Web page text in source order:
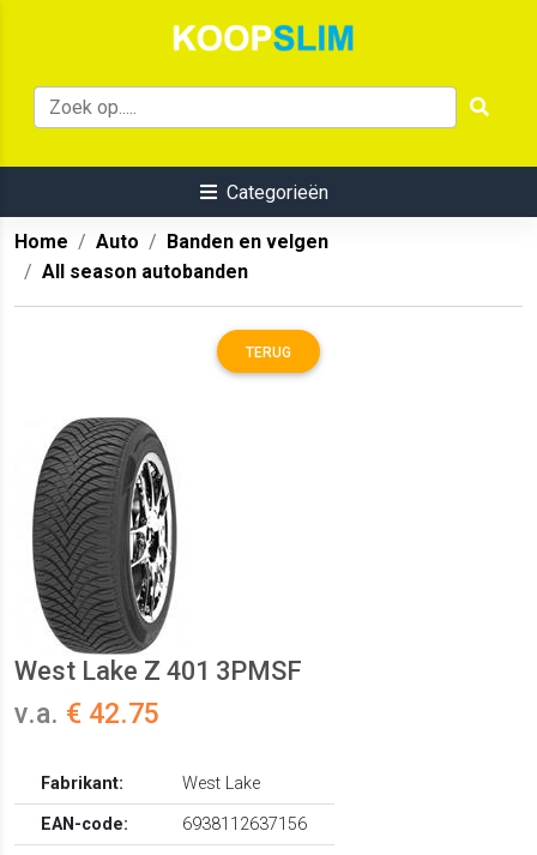
Categorieën
Home Auto
Banden en velgen
All season autobanden
TERUG
West Lake Z 401 3PMSF
v.a. € 42.75
Fabrikant:
West Lake
EAN-code:
6938112637156